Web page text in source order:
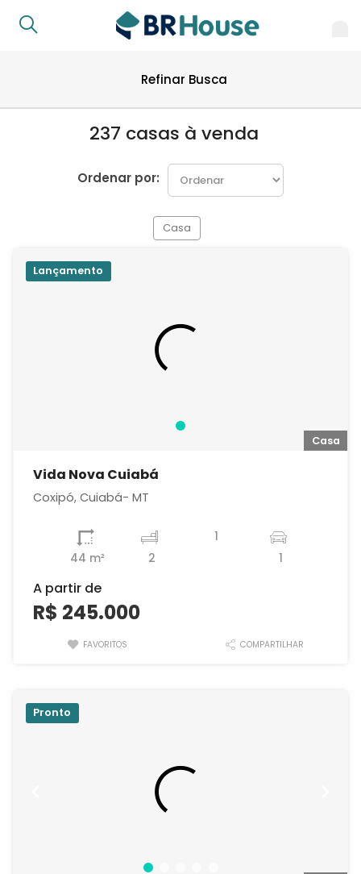
Refinar Busca
237 casas à venda
Ordenar por:
Casa
Casa
Lançamento
Vida Nova Cuiabá
Coxipó, Cuiabá- MT
44 m² 2
1
1
A partir de
R$ 245.000
FAVORITOS COMPARTILHAR
Pronto